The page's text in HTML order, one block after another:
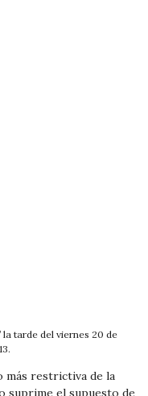
la tarde del viernes 20 de
más restrictiva de la
suprime el supuesto de